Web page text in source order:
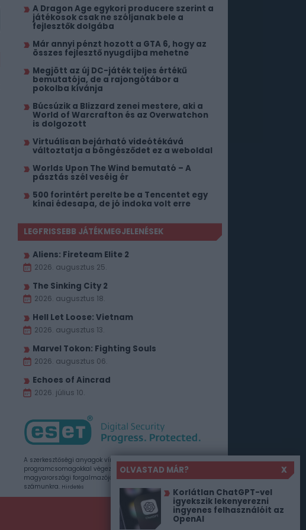
OLVASTAD MÁR?
X
Korlátlan ChatGPT-vel
igyekszik lekenyerezni
ingyenes felhasználóit az
OpenAI
A Dragon Age egykori producere szerint a
játékosok csak ne szóljanak bele a
fejlesztők dolgába
Már annyi pénzt hozott a GTA 6, hogy az
összes fejlesztő nyugdíjba mehetne
Megjött az új DC-játék teljes értékű
bemutatója, de a rajongótábor a
pokolba kívánja
Búcsúzik a Blizzard zenei mestere, aki a
World of Warcrafton és az Overwatchon
is dolgozott
Virtuálisan bejárható videótékává
változtatja a böngésződet ez a weboldal
Worlds Upon The Wind bemutató – A
pásztás szél veséig ér
500 forintért perelte be a Tencentet egy
kínai édesapa, de jó indoka volt erre
LEGFRISSEBB JÁTÉKMEGJELENÉSEK
Aliens: Fireteam Elite 2
2026. augusztus 25.
The Sinking City 2
2026. augusztus 18.
Hell Let Loose: Vietnam
2026. augusztus 13.
Marvel Tokon: Fighting Souls
2026. augusztus 06.
Echoes of Aincrad
2026. július 10.
A szerkesztőségi anyagok vírusellenőrzését az ESET
programcsomagokkal végezzük, amelyet a szoftver
magyarországi forgalmazója, a Sicontact Kft. biztosít
számunkra. Hirdetés